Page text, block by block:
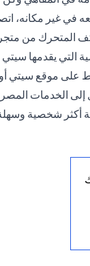
في غير مكانه،
المتحرك من
يقدمها سيتي
موقع سيتي
إلى الخدمات
أكثر شخصية